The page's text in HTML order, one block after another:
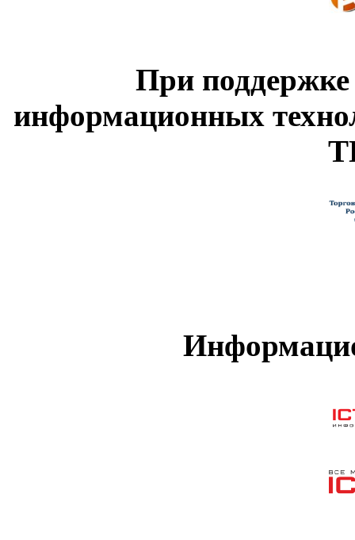
При
информационных